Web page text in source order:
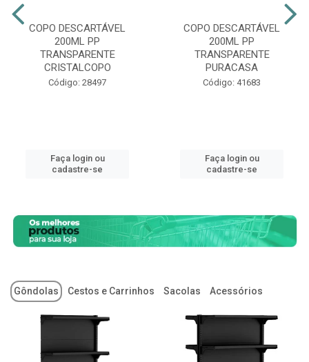
COPO DESCARTÁVEL
200ML PP
TRANSPARENTE
CRISTALCOPO
Código: 28497
Faça login ou
cadastre-se
COPO DESCARTÁVEL
200ML PP
TRANSPARENTE
PURACASA
Código: 41683
Faça login ou
cadastre-se
Gôndolas Cestos e Carrinhos Sacolas Acessórios